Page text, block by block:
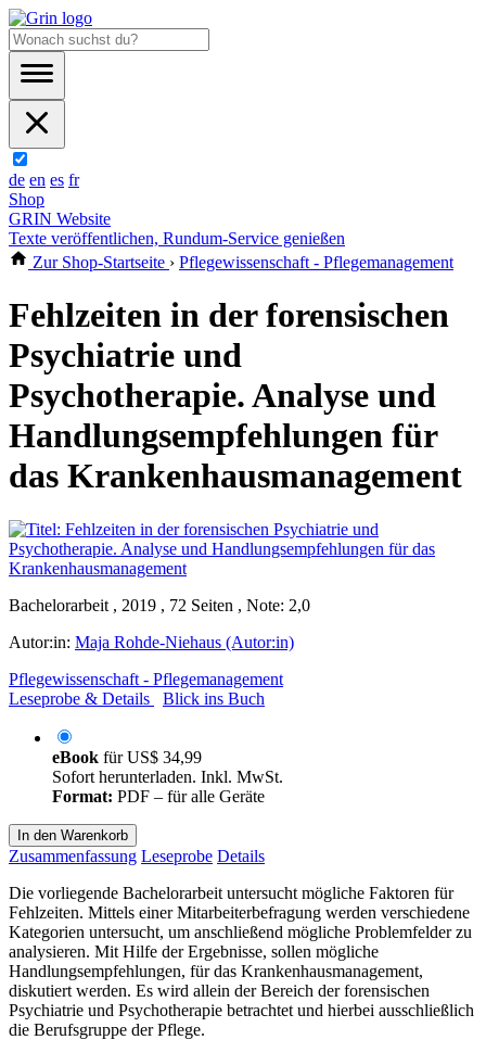
de en es fr
Shop
GRIN Website
Texte veröffentlichen, Rundum-Service genießen
Zur Shop-Startseite › Pflegewissenschaft - Pflegemanagement
Fehlzeiten in der forensischen
Psychiatrie und
Psychotherapie. Analyse und
Handlungsempfehlungen für
das Krankenhausmanagement
Bachelorarbeit , 2019 , 72 Seiten , Note: 2,0
Autor:in: Maja Rohde-Niehaus (Autor:in)
Pflegewissenschaft - Pflegemanagement
Leseprobe & Details
Blick ins Buch
eBook fürUS$ 34,99
Sofort herunterladen. Inkl. MwSt.
Format: PDF – für alle Geräte
In den Warenkorb
Zusammenfassung Leseprobe Details
Die vorliegende Bachelorarbeit untersucht mögliche Faktoren für
Fehlzeiten. Mittels einer Mitarbeiterbefragung werden verschiedene
Kategorien untersucht, um anschließend mögliche Problemfelder zu
analysieren. Mit Hilfe der Ergebnisse, sollen mögliche
Handlungsempfehlungen, für das Krankenhausmanagement,
diskutiert werden. Es wird allein der Bereich der forensischen
Psychiatrie und Psychotherapie betrachtet und hierbei ausschließlich
die Berufsgruppe der Pflege.